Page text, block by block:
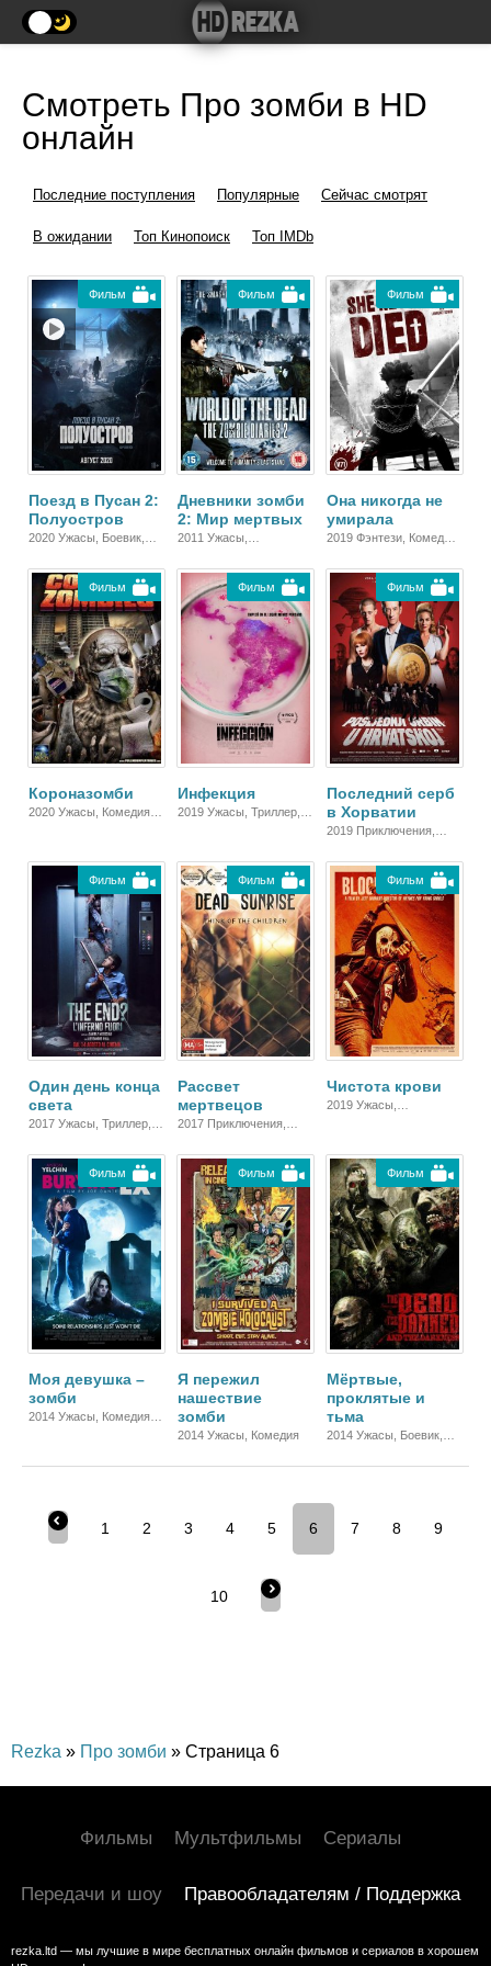
Смотреть Про зомби в HD
онлайн
Последние поступления Популярные Сейчас смотрят
В ожидании Топ Кинопоиск Топ IMDb
Фильм
Поезд в Пусан 2:
Полуостров
2020 Ужасы, Боевик,
Фильм
Дневники зомби
2: Мир мертвых
2011 Ужасы,
Зарубежный
Фильм
Она никогда не
умирала
2019 Фэнтези, Комедия,
Фильм
Короназомби
2020 Ужасы, Комедия,
Фильм
Инфекция
2019 Ужасы, Триллер,
Фильм
Последний серб
в Хорватии
2019 Приключения,
Комедия, Зарубежный
Фильм
Один день конца
света
2017 Ужасы, Триллер,
Фильм
Рассвет
мертвецов
2017 Приключения,
Триллер, Зарубежный
Фильм
Чистота крови
2019 Ужасы,
Фильм
Моя девушка –
зомби
2014 Ужасы, Комедия,
Фильм
Я пережил
нашествие
зомби
2014 Ужасы, Комедия
Фильм
Мёртвые,
проклятые и
тьма
2014 Ужасы, Боевик,
1 2 3 4 5 6 7 8 9
10
Rezka » Про зомби » Страница 6
Фильмы Мультфильмы Сериалы
Передачи и шоу Правообладателям / Поддержка
rezka.ltd — мы лучшие в мире бесплатных онлайн фильмов и сериалов в хорошем